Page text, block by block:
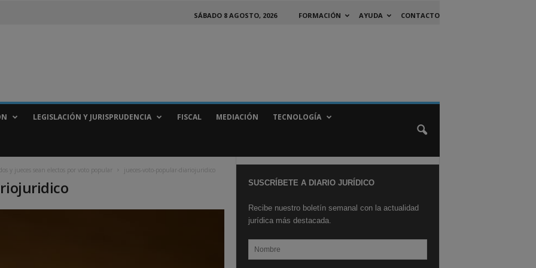
SÁBADO 8 AGOSTO, 2026 FORMACIÓN AYUDA CONTACTO
LEGISLACIÓN Y JURISPRUDENCIA FISCAL MEDIACIÓN TECNOLOGÍA
y jueces sean electos por voto popular jueces-voto-popular-diariojuridico
SUSCRÍBETE A DIARIO JURÍDICO
Recibe nuestro boletín semanal con la actualidad
jurídica más destacada.